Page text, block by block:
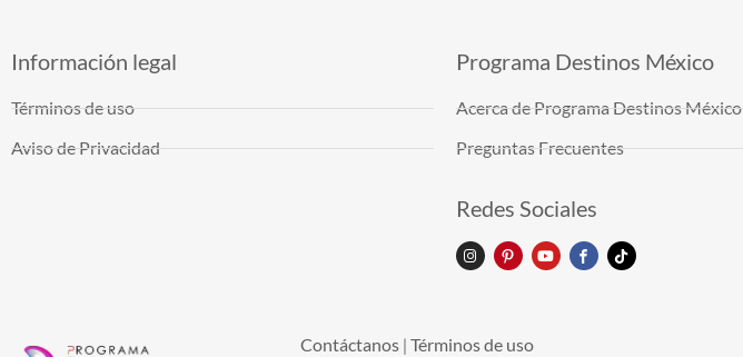
Información legal
Términos de uso
Aviso de Privacidad
Programa Destinos México
Acerca de Programa Destinos México
Preguntas Frecuentes
Redes Sociales
Contáctanos Términos de uso